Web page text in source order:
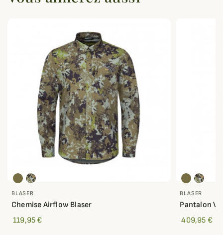
BLASER
Chemise Airflow Blaser
119,95 €
BLASER
Pantalon
409,95 €